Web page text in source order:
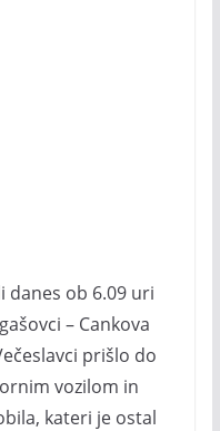
danes ob 6.09 uri
– Cankova
prišlo do
vozilom in
kateri je ostal